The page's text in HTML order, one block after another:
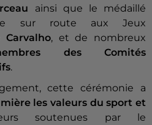
ainsi que le médaillé
sur route aux Jeux
Carvalho, et de nombreux
des Comités
.
cette cérémonie a
les valeurs du sport et
soutenues par le